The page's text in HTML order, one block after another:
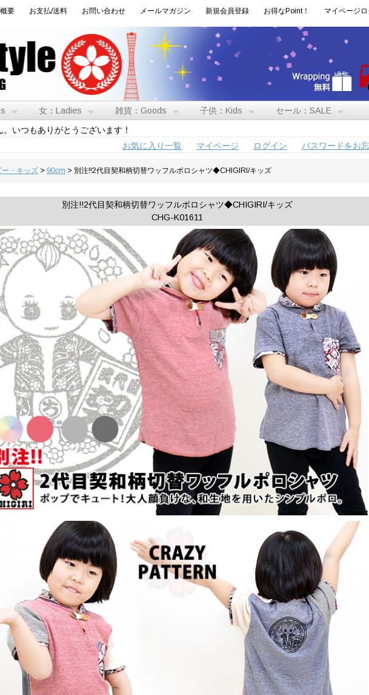
要 お支払/送料 お問い合わせ メールマガジン 新規会員登録 お得なPoint！ マイページ
女：Ladies 雑貨：Goods 子供：Kids セール：SALE
いつもありがとうございます！
お気に入り一覧
マイページ ログイン パスワードをお
ー・キッズ> 90cm > 別注!!2代目契和柄切替ワッフルポロシャツ◆CHIGIRI/キッズ
別注!!2代目契和柄切替ワッフルポロシャツ◆CHIGIRI/キッズ
CHG-K01611